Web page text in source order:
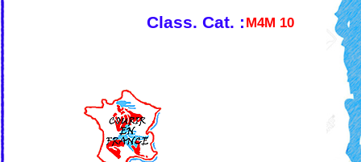
Class. Cat. : M4M 10